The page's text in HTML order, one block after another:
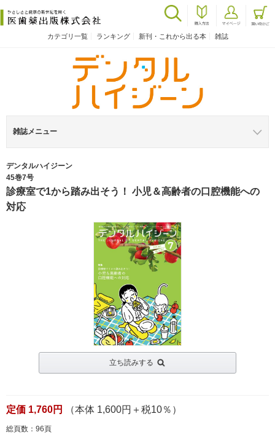
カテゴリ一覧 ランキング 新刊・これから出る本 雑誌
雑誌メニュー
デンタルハイジーン
45巻7号
診療室で1から踏み出そう！ 小児＆高齢者の口腔機能への
対応
立ち読みする
定価 1,760円 （本体 1,600円＋税10％）
総頁数：96頁